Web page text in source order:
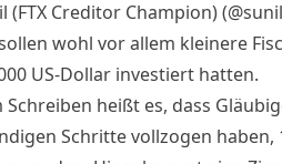
(FTX Creditor Champion)
wohl vor allem kleinere
US-Dollar investiert hatten.
Schreiben heißt es, dass
Schritte vollzogen